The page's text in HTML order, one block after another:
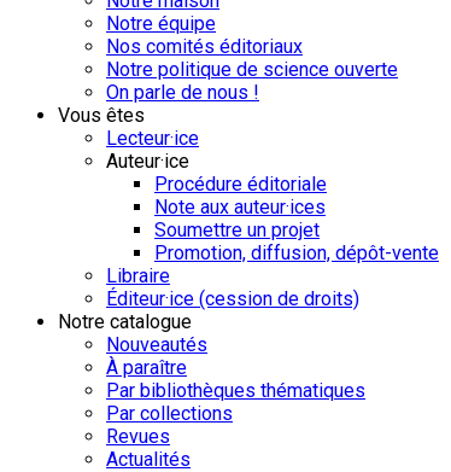
Notre équipe
Nos comités éditoriaux
Notre politique de science ouverte
On parle de nous !
Vous êtes
Lecteur·ice
Auteur·ice
Procédure éditoriale
Note aux auteur·ices
Soumettre un projet
Promotion, diffusion, dépôt-vente
Libraire
Éditeur·ice (cession de droits)
Notre catalogue
Nouveautés
À paraître
Par bibliothèques thématiques
Par collections
Revues
Actualités